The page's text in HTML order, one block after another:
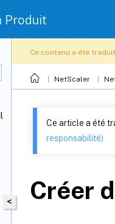
Produit
Ce contenu a été
NetScaler
<
Ce article a été
responsabilité)
Créer